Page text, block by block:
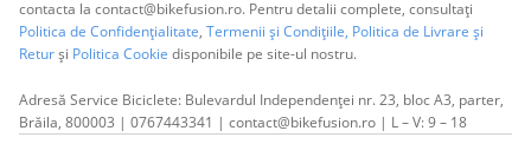
contacta la contact@bikefusion.ro. Pentru detalii complete, consultați
Politica de Confidențialitate, Termenii și Condițiile, Politica de Livrare și
Returși Politica Cookie disponibile pe site-ul nostru.
Adresă Service Biciclete: Bulevardul Independenței nr. 23, bloc A3, parter,
Brăila, 800003 | 0767443341 | contact@bikefusion.ro | L – V: 9 – 18